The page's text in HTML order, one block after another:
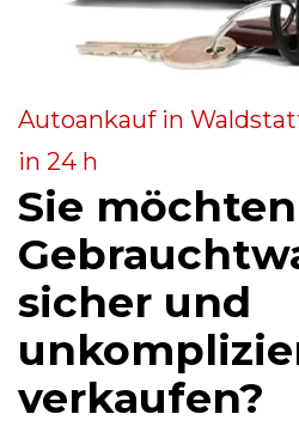
Autoankauf in
in 24 h
Sie
sicher und
verkaufen?